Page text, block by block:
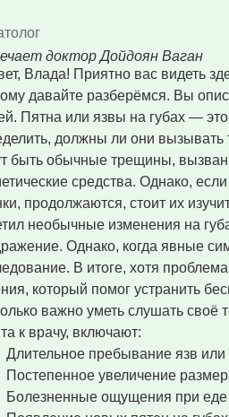
доктор Дойдоян Ваган
Влада! Приятно вас видеть
давайте разберёмся. Вы
Пятна или язвы на губах —
должны ли они вызывать
быть обычные трещины,
средства. Однако,
продолжаются, стоит их
необычные изменения на
Однако, когда явные
В итоге, хотя
который помог устранить
важно уметь слушать своё
к врачу, включают:
Длительное пребывание язв или
Постепенное увеличение
Болезненные ощущения при еде